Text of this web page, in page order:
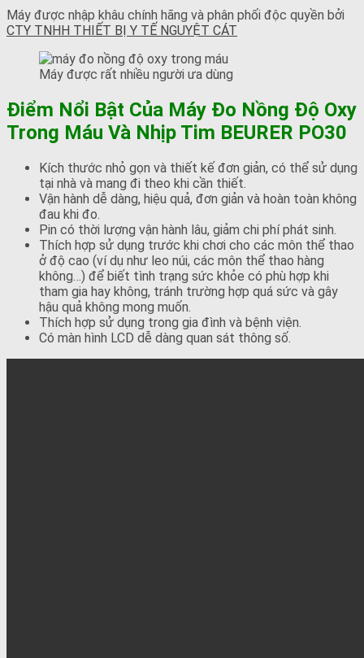
Máy được nhập khâu chính hãng và phân phối độc quyền bởi
CTY TNHH THIẾT BỊ Y TẾ NGUYỆT CÁT
Máy được rất nhiều người ưa dùng
Điểm Nổi Bật Của Máy Đo Nồng Độ Oxy
Trong Máu Và Nhịp Tim BEURER PO30
Kích thước nhỏ gọn và thiết kế đơn giản, có thể sử dụng
tại nhà và mang đi theo khi cần thiết.
Vận hành dễ dàng, hiệu quả, đơn giản và hoàn toàn không
đau khi đo.
Pin có thời lượng vận hành lâu, giảm chi phí phát sinh.
Thích hợp sử dụng trước khi chơi cho các môn thể thao
ở độ cao (ví dụ như leo núi, các môn thể thao hàng
không…) để biết tình trạng sức khỏe có phù hợp khi
tham gia hay không, tránh trường hợp quá sức và gây
hậu quả không mong muốn.
Thích hợp sử dụng trong gia đình và bệnh viện.
Có màn hình LCD dễ dàng quan sát thông số.